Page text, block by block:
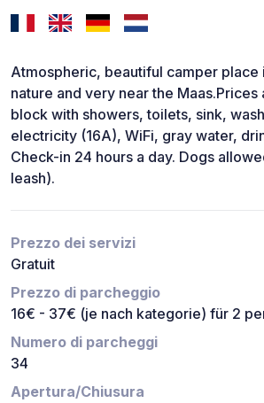
Atmospheric, beautiful camper place
nature and very near the Maas.Prices
block with showers, toilets, sink,
electricity (16A), WiFi, gray water,
Check-in 24 hours a day. Dogs
leash).
Prezzo dei servizi
Gratuit
Prezzo di parcheggio
16€ - 37€ (je nach kategorie) für 2
Numero di parcheggi
34
Apertura/Chiusura